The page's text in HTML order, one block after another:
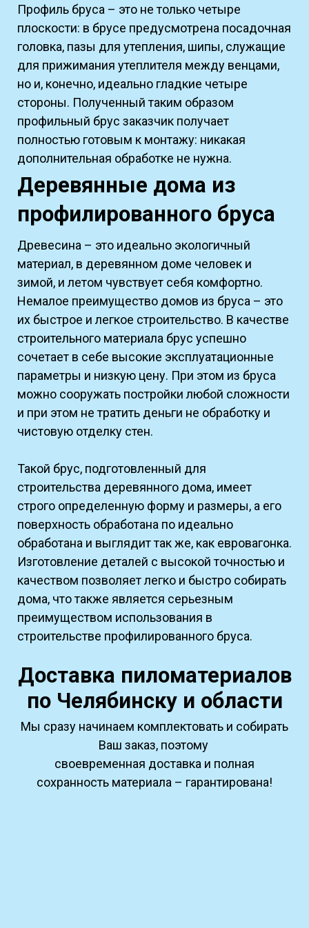
Профиль бруса – это не только четыре
плоскости: в брусе предусмотрена посадочная
головка, пазы для утепления, шипы, служащие
для прижимания утеплителя между венцами,
но и, конечно, идеально гладкие четыре
стороны. Полученный таким образом
профильный брус заказчик получает
полностью готовым к монтажу: никакая
дополнительная обработке не нужна.
Деревянные дома из
профилированного бруса
Древесина – это идеально экологичный
материал, в деревянном доме человек и
зимой, и летом чувствует себя комфортно.
Немалое преимущество домов из бруса – это
их быстрое и легкое строительство. В качестве
строительного материала брус успешно
сочетает в себе высокие эксплуатационные
параметры и низкую цену. При этом из бруса
можно сооружать постройки любой сложности
и при этом не тратить деньги не обработку и
чистовую отделку стен.
Такой брус, подготовленный для
строительства деревянного дома, имеет
строго определенную форму и размеры, а его
поверхность обработана по идеально
обработана и выглядит так же, как евровагонка.
Изготовление деталей с высокой точностью и
качеством позволяет легко и быстро собирать
дома, что также является серьезным
преимуществом использования в
строительстве профилированного бруса.
Доставка пиломатериалов
по Челябинску и области
Мы сразу начинаем комплектовать и собирать
Ваш заказ, поэтому
своевременная доставка и полная
сохранность материала – гарантирована!